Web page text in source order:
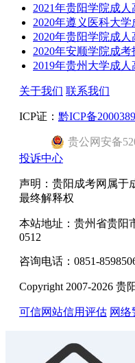
2021年贵阳学院成
2020年遵义医科大
2020年贵阳学院成
2020年安顺学院成
2019年贵州大学成
关于我们 联系我们
ICP证： 黔ICP备
贵公网安备
投诉中心
声明：贵阳成考网属于
最终解释权
本站地址：贵州省贵阳
0512
咨询电话：0851-
Copyright 2007-2026 贵
可信网站信用评估 网络